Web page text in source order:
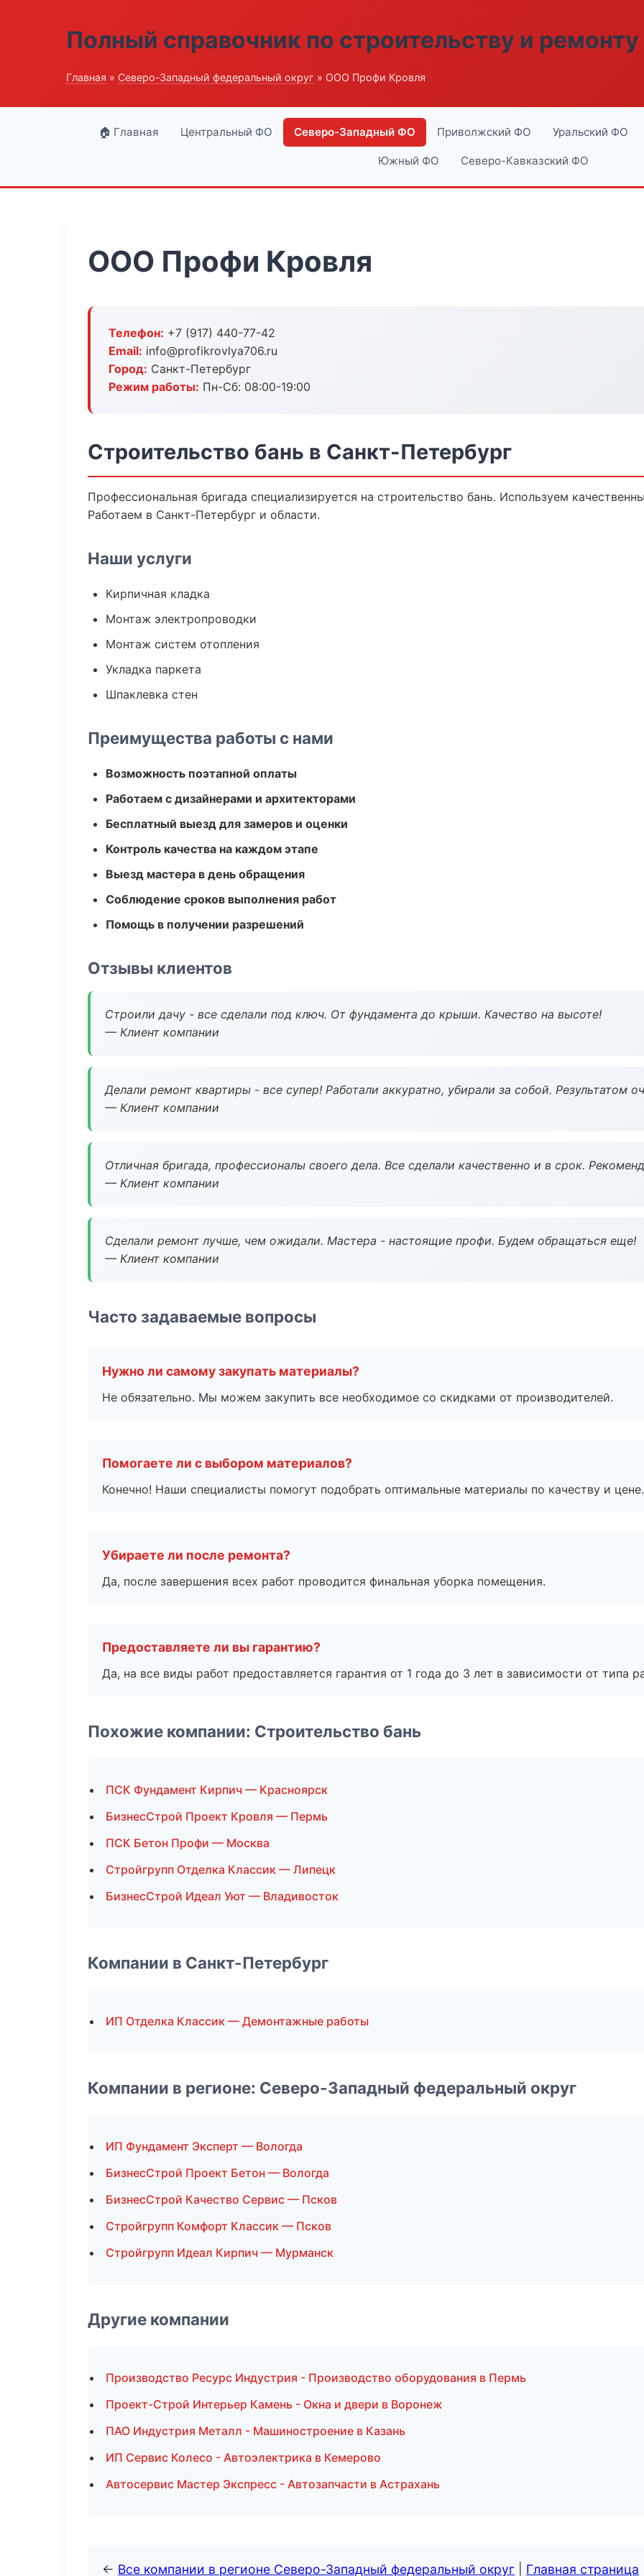
Полный справочник по строительству и ремонту
Главная » Северо-Западный федеральный округ » ООО Профи Кровля
🏠 Главная Центральный ФО Северо-Западный ФО Приволжский ФО Уральский ФО
Южный ФО Северо-Кавказский ФО
ООО Профи Кровля
Телефон: +7 (917) 440-77-42
Email: info@profikrovlya706.ru
Город: Санкт-Петербург
Режим работы: Пн-Сб: 08:00-19:00
Строительство бань в Санкт-Петербург
Профессиональная бригада специализируется на строительство бань. Используем
Работаем в Санкт-Петербург и области.
Наши услуги
Кирпичная кладка
Монтаж электропроводки
Монтаж систем отопления
Укладка паркета
Шпаклевка стен
Преимущества работы с нами
Возможность поэтапной оплаты
Работаем с дизайнерами и архитекторами
Бесплатный выезд для замеров и оценки
Контроль качества на каждом этапе
Выезд мастера в день обращения
Соблюдение сроков выполнения работ
Помощь в получении разрешений
Отзывы клиентов
Строили дачу - все сделали под ключ. От фундамента до крыши. Качество на высоте!
— Клиент компании
Делали ремонт квартиры - все супер! Работали аккуратно, убирали за собой. Результатом
— Клиент компании
Отличная бригада, профессионалы своего дела. Все сделали качественно и в срок.
— Клиент компании
Сделали ремонт лучше, чем ожидали. Мастера - настоящие профи. Будем обращаться еще!
— Клиент компании
Часто задаваемые вопросы
Нужно ли самому закупать материалы?
Не обязательно. Мы можем закупить все необходимое со скидками от производителей.
Помогаете ли с выбором материалов?
Конечно! Наши специалисты помогут подобрать оптимальные материалы по качеству и цене.
Убираете ли после ремонта?
Да, после завершения всех работ проводится финальная уборка помещения.
Предоставляете ли вы гарантию?
Да, на все виды работ предоставляется гарантия от 1 года до 3 лет в зависимости от типа
Похожие компании: Строительство бань
ПСК Фундамент Кирпич — Красноярск
БизнесСтрой Проект Кровля — Пермь
ПСК Бетон Профи — Москва
Стройгрупп Отделка Классик — Липецк
БизнесСтрой Идеал Уют — Владивосток
Компании в Санкт-Петербург
ИП Отделка Классик — Демонтажные работы
Компании в регионе: Северо-Западный федеральный округ
ИП Фундамент Эксперт — Вологда
БизнесСтрой Проект Бетон — Вологда
БизнесСтрой Качество Сервис — Псков
Стройгрупп Комфорт Классик — Псков
Стройгрупп Идеал Кирпич — Мурманск
Другие компании
Производство Ресурс Индустрия - Производство оборудования в Пермь
Проект-Строй Интерьер Камень - Окна и двери в Воронеж
ПАО Индустрия Металл - Машиностроение в Казань
ИП Сервис Колесо - Автоэлектрика в Кемерово
Автосервис Мастер Экспресс - Автозапчасти в Астрахань
← Все компании в регионе Северо-Западный федеральный округ Главная страница